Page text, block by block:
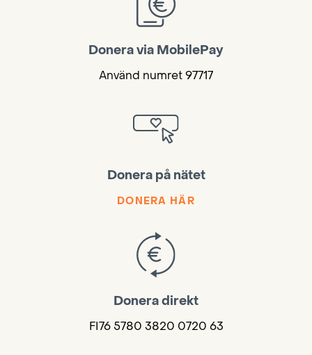
Donera via MobilePay
Använd numret 97717
Donera på nätet
DONERA HÄR
Donera direkt
FI76 5780 3820 0720 63